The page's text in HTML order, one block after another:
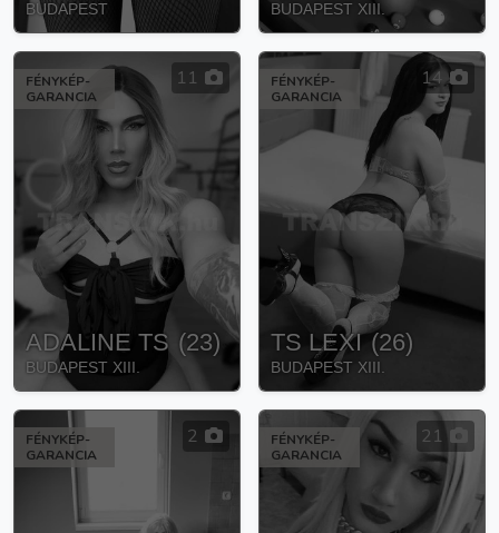
BUDAPEST BUDAPEST XIII.
FÉNYKÉP-
GARANCIA
11
ADALINE TS (23)
BUDAPEST XIII.
FÉNYKÉP-
GARANCIA
14
TS LEXI (26)
BUDAPEST XIII.
FÉNYKÉP-
GARANCIA
2
FÉNYKÉP-
GARANCIA
21